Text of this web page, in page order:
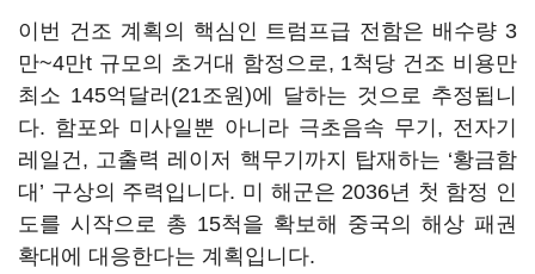
이번 건조 계획의 핵심인 트럼프급 전함은 배수량 3
만~4만t 규모의 초거대 함정으로, 1척당 건조 비용만
최소 145억달러(21조원)에 달하는 것으로 추정됩니
다. 함포와 미사일뿐 아니라 극초음속 무기, 전자기
레일건, 고출력 레이저 핵무기까지 탑재하는 ‘황금함
대’ 구상의 주력입니다. 미 해군은 2036년 첫 함정 인
도를 시작으로 총 15척을 확보해 중국의 해상 패권
확대에 대응한다는 계획입니다.